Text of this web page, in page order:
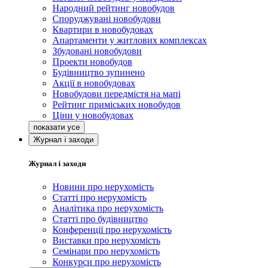
Народний рейтинг новобудов
Споруджувані новобудови
Квартири в новобудовах
Апартаменти у житлових комплексах
Збудовані новобудови
Проекти новобудов
Будівництво зупинено
Акції в новобудовах
Новобудови передмістя на мапі
Рейтинг приміських новобудов
Ціни у новобудовах
Журнал і заходи
Журнал і заходи
Новини про нерухомість
Статті про нерухомість
Аналітика про нерухомість
Статті про будівництво
Конференції про нерухомість
Виставки про нерухомість
Семінари про нерухомість
Конкурси про нерухомість